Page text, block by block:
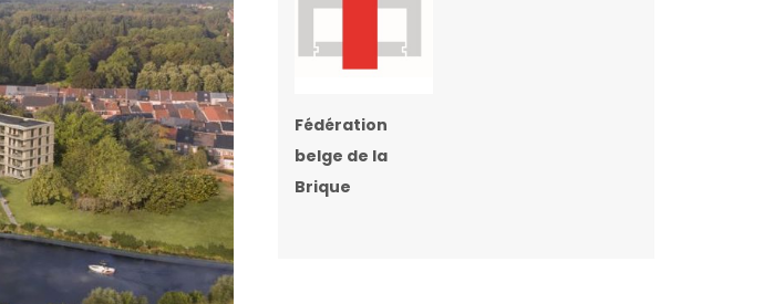
Fédération
belge de la
Brique